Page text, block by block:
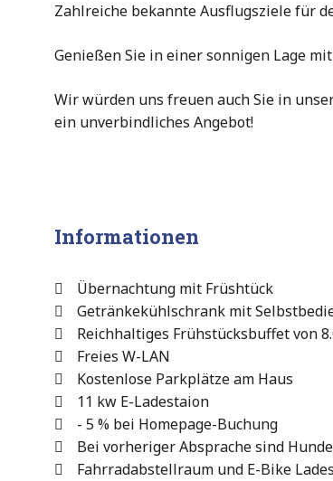
Zahlreiche bekannte Ausflugsziele für
Genießen Sie in einer sonnigen Lage
Wir würden uns freuen auch Sie in
ein unverbindliches Angebot!
Informationen
Übernachtung mit Früshtück
Getränkekühlschrank mit
Reichhaltiges Frühstücksbuffet von
Freies W-LAN
Kostenlose Parkplätze am Haus
11 kw E-Ladestaion
- 5 % bei Homepage-Buchung
Bei vorheriger Absprache sind
Fahrradabstellraum und E-Bike